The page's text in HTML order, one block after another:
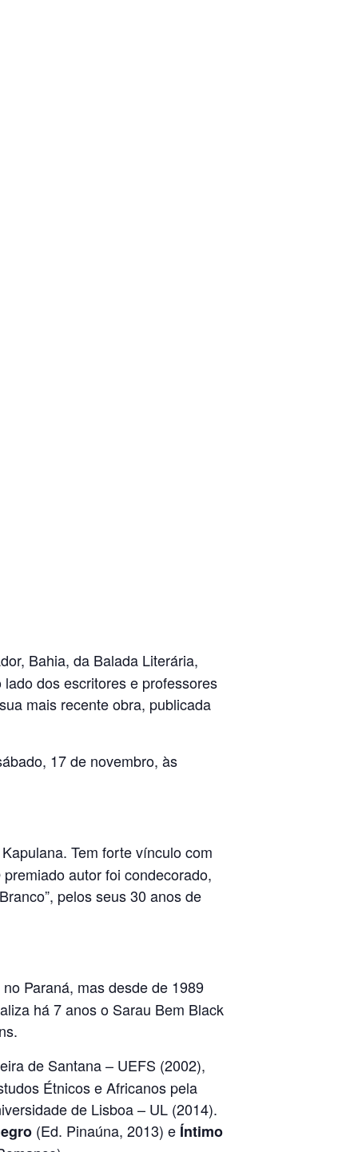
Bahia, da Balada Literária,
dos escritores e professores
mais recente obra, publicada
17 de novembro, às
Tem forte vínculo com
autor foi condecorado,
pelos seus 30 anos de
Paraná, mas desde de 1989
há 7 anos o Sarau Bem Black
de Santana – UEFS (2002),
Étnicos e Africanos pela
de Lisboa – UL (2014).
(Ed. Pinaúna, 2013) e Íntimo